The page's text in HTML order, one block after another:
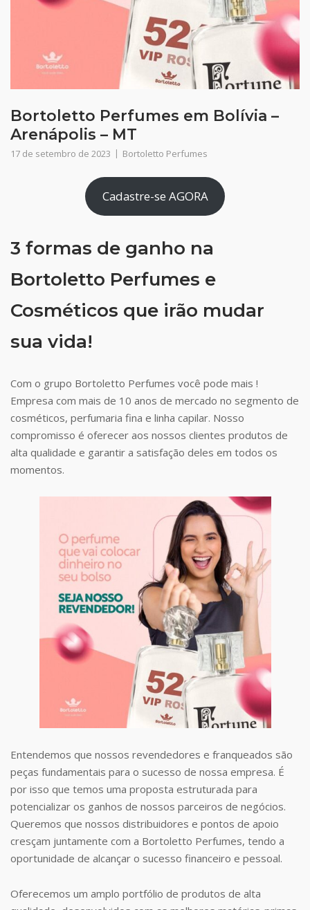
Bortoletto Perfumes em Bolívia –
Arenápolis – MT
17 de setembro de 2023 Bortoletto Perfumes
Cadastre-se AGORA
3 formas de ganho na
Bortoletto Perfumes e
Cosméticos que irão mudar
sua vida!
Com o grupo Bortoletto Perfumes você pode mais !
Empresa com mais de 10 anos de mercado no segmento de
cosméticos, perfumaria fina e linha capilar. Nosso
compromisso é oferecer aos nossos clientes produtos de
alta qualidade e garantir a satisfação deles em todos os
momentos.
Entendemos que nossos revendedores e franqueados são
peças fundamentais para o sucesso de nossa empresa. É
por isso que temos uma proposta estruturada para
potencializar os ganhos de nossos parceiros de negócios.
Queremos que nossos distribuidores e pontos de apoio
cresçam juntamente com a Bortoletto Perfumes, tendo a
oportunidade de alcançar o sucesso financeiro e pessoal.
Oferecemos um amplo portfólio de produtos de alta